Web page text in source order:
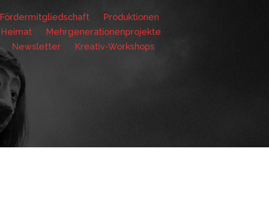
Fördermitgliedschaft
Produktionen
Heimat
Mehrgenerationenprojekte
Newsletter
Kreativ-Workshops